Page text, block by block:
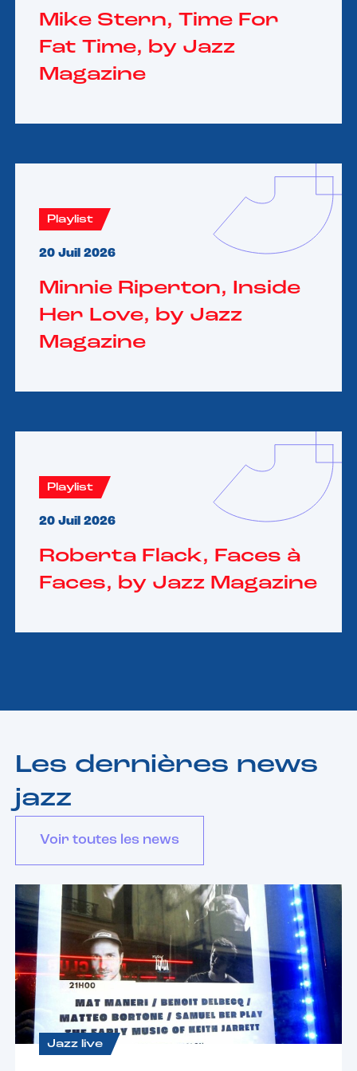
Mike Stern, Time For
Fat Time, by Jazz
Magazine
Playlist
20 Juil 2026
Minnie Riperton, Inside
Her Love, by Jazz
Magazine
Playlist
20 Juil 2026
Roberta Flack, Faces à
Faces, by Jazz Magazine
Les dernières news
jazz
Voir toutes les news
Jazz live